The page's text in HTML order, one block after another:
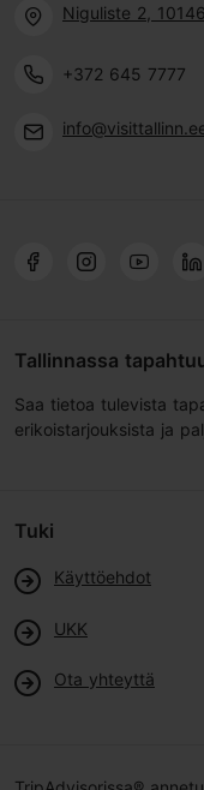
Niguliste 2,
+372 645 7777
Tallinnassa
Saa tietoa tulevista
erikoistarjouksista ja
Tuki
Käyttöehdot
UKK
Ota yhteyttä